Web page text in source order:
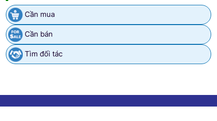
Cần mua
Cần bán
Tìm đối tác